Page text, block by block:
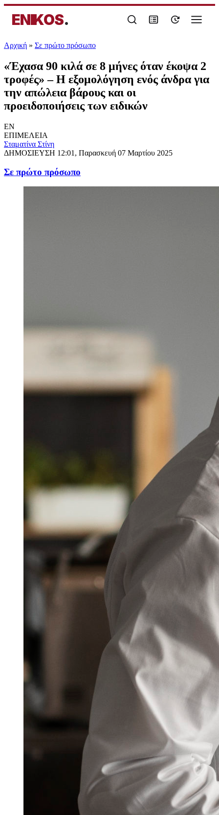
ENIKOS.
Αρχική » Σε πρώτο πρόσωπο
«Έχασα 90 κιλά σε 8 μήνες όταν έκοψα 2
τροφές» – Η εξομολόγηση ενός άνδρα για
την απώλεια βάρους και οι
προειδοποιήσεις των ειδικών
EN
ΕΠΙΜΕΛΕΙΑ
Σταματίνα Στίνη
ΔΗΜΟΣΙΕΥΣΗ 12:01, Παρασκευή 07 Μαρτίου 2025
Σε πρώτο πρόσωπο